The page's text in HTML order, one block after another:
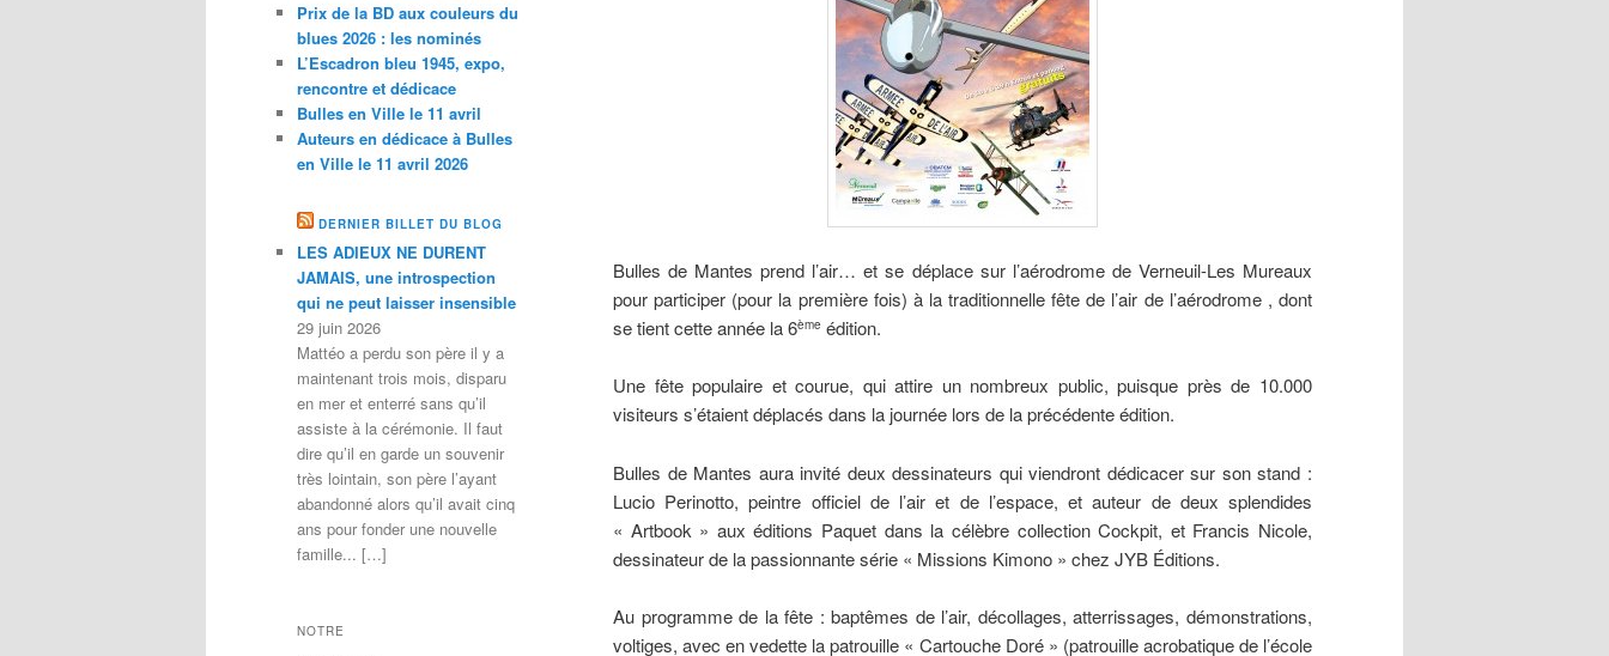
Bulles de Mantes prend l’air… et se déplace sur l’aérodrome de Verneuil-Les Mureaux
pour participer (pour la première fois) à la traditionnelle fête de l’air de l’aérodrome , dont
se tient cette année la 6ème édition.
Une fête populaire et courue, qui attire un nombreux public, puisque près de 10.000
visiteurs s’étaient déplacés dans la journée lors de la précédente édition.
Bulles de Mantes aura invité deux dessinateurs qui viendront dédicacer sur son stand :
Lucio Perinotto, peintre officiel de l’air et de l’espace, et auteur de deux splendides
« Artbook » aux éditions Paquet dans la célèbre collection Cockpit, et Francis Nicole,
dessinateur de la passionnante série « Missions Kimono » chez JYB Éditions.
Au programme de la fête : baptêmes de l’air, décollages, atterrissages, démonstrations,
voltiges, avec en vedette la patrouille « Cartouche Doré » (patrouille acrobatique de l’école
Prix de la BD aux couleurs du
blues 2026 : les nominés
L’Escadron bleu 1945, expo,
rencontre et dédicace
Bulles en Ville le 11 avril
Auteurs en dédicace à Bulles
en Ville le 11 avril 2026
DERNIER BILLET DU BLOG
LES ADIEUX NE DURENT
JAMAIS, une introspection
qui ne peut laisser insensible
29 juin 2026
Mattéo a perdu son père il y a
maintenant trois mois, disparu
en mer et enterré sans qu’il
assiste à la cérémonie. Il faut
dire qu’il en garde un souvenir
très lointain, son père l’ayant
abandonné alors qu’il avait cinq
ans pour fonder une nouvelle
famille... […]
NOTRE